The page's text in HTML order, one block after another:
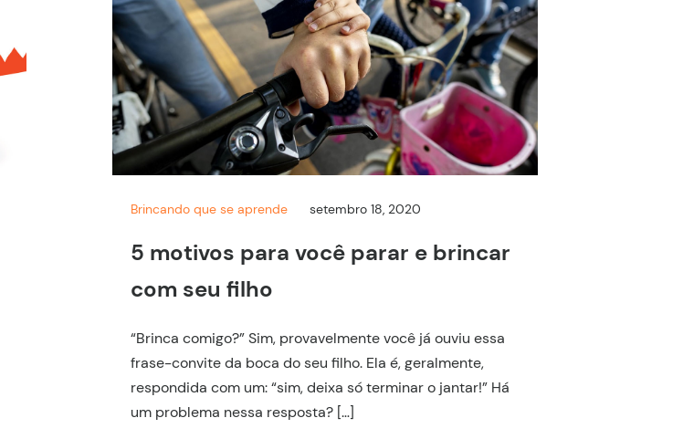
Brincando que se aprende setembro 18, 2020
5 motivos para você parar e brincar
com seu filho
“Brinca comigo?” Sim, provavelmente você já ouviu essa
frase-convite da boca do seu filho. Ela é, geralmente,
respondida com um: “sim, deixa só terminar o jantar!” Há
um problema nessa resposta? […]